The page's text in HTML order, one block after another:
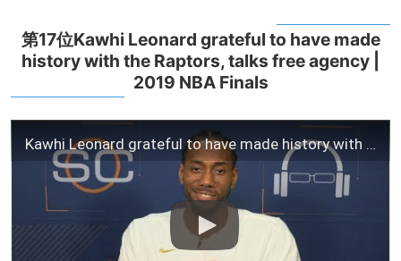
第17位Kawhi Leonard grateful to have made
history with the Raptors, talks free agency |
2019 NBA Finals
Kawhi Leonard grateful to have made history with the Raptors, talks free agency | 2019 NBA Finals